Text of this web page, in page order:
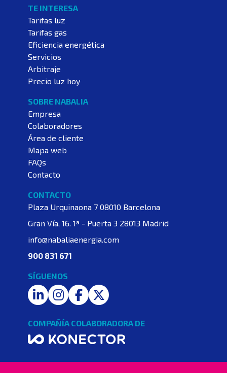
CONTACTO
Plaza Urquinaona 7 08010 Barcelona
Gran Vía, 16. 1ª - Puerta 3 28013 Madrid
info@nabaliaenergia.com
900 831 671
TE INTERESA
Tarifas luz
Tarifas gas
Eficiencia energética
Servicios
Arbitraje
Precio luz hoy
SOBRE NABALIA
Empresa
Colaboradores
Área de cliente
Mapa web
FAQs
Contacto
SÍGUENOS
LinkedInInstagram
FacebookTwitter
COMPAÑÍA COLABORADORA DE